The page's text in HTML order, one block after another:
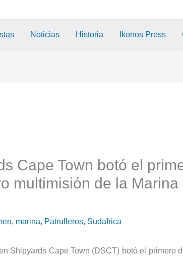
Noticias Historia Ikonos Press
Cape Town botó el
multimisión de la Marina
, marina, Patrulleros, Sudafrica
Shipyards Cape Town (DSCT) botó el primero